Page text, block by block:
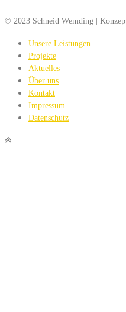
© 2023 Schneid Wemding |
Unsere Leistungen
Projekte
Aktuelles
Über uns
Kontakt
Impressum
Datenschutz